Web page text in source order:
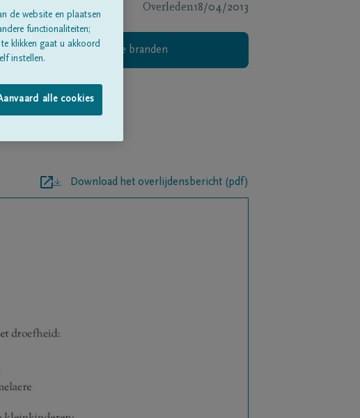
Overleden18/04/2013
Digitaal kaarsje branden
Download het overlijdensbericht (pdf)
de website en plaatsen
functionaliteiten;
klikken gaat u akkoord
instellen.
alle cookies